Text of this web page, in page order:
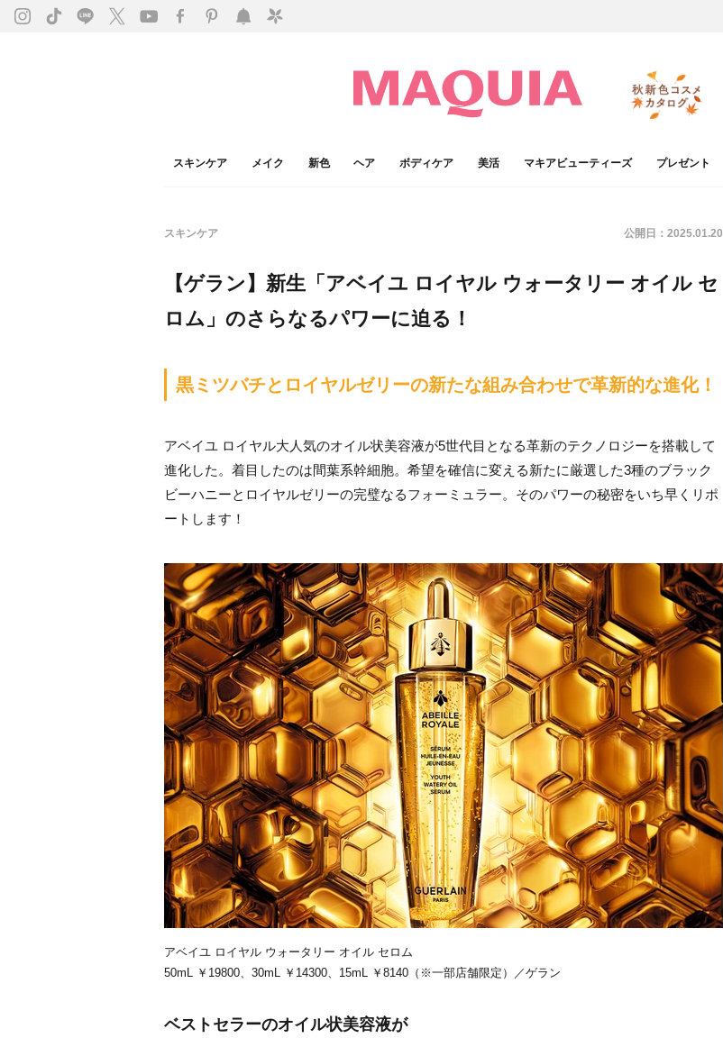
スキンケア メイク 新色 ヘア ボディケア 美活 マキアビューティーズ プレゼント
スキンケア 公開日： 2025.01.20
【ゲラン】新生「アベイユ ロイヤル ウォータリー オイル セ
ロム」のさらなるパワーに迫る！
黒ミツバチとロイヤルゼリーの新たな組み合わせで革新的な進化！
アベイユ ロイヤル大人気のオイル状美容液が5世代目となる革新のテクノロジーを搭載して
進化した。着目したのは間葉系幹細胞。希望を確信に変える新たに厳選した3種のブラック
ビーハニーとロイヤルゼリーの完璧なるフォーミュラー。そのパワーの秘密をいち早くリポ
ートします！
アベイユ ロイヤル ウォータリー オイル セロム
50mL ￥19800、30mL ￥14300、15mL ￥8140（※⼀部店舗限定）／ゲラン
ベストセラーのオイル状美容液が